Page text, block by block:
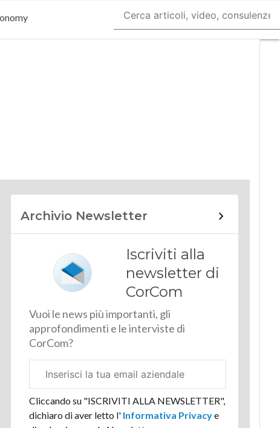
Archivio Newsletter
Iscriviti alla
newsletter di
CorCom
Vuoi le news più importanti, gli
approfondimenti e le interviste di
CorCom?
aziendale
Cliccando su "ISCRIVITI ALLA NEWSLETTER",
dichiaro di aver letto l'Informativa Privacye